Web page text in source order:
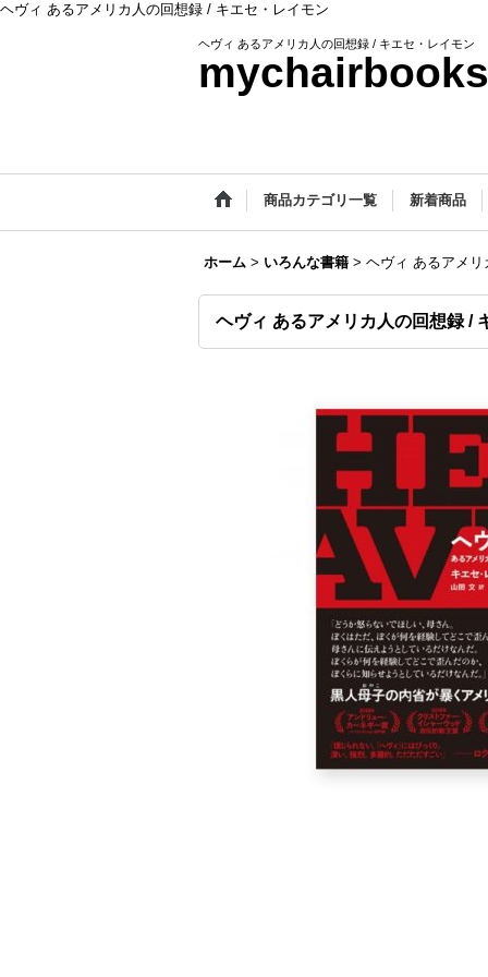
ヘヴィ あるアメリカ人の回想録 / キエセ・レイモン
ヘヴィ あるアメリカ人の回想録 / キエセ・レイモン
mychairbooks
商品カテゴリ一覧 新着商品
ホーム > いろんな書籍 > ヘヴィ あるアメ
ヘヴィ あるアメリカ人の回想録 /